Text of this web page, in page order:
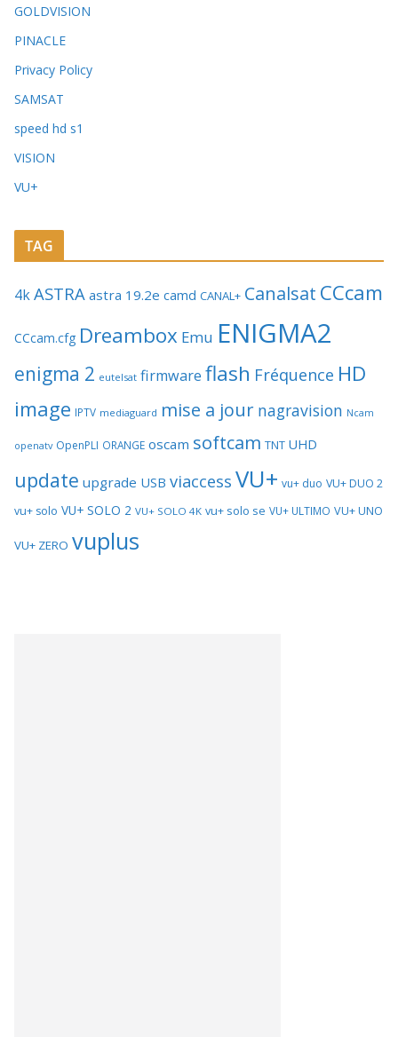
GOLDVISION
PINACLE
Privacy Policy
SAMSAT
speed hd s1
VISION
VU+
TAG
4kASTRA astra 19.2e camd CANAL+ Canalsat CCcam
CCcam.cfg Dreambox Emu ENIGMA2
enigma 2 eutelsat firmware flash Fréquence HD
image IPTV mediaguard mise a jour nagravision Ncam
openatv OpenPLI ORANGE oscam softcam TNT UHD
update upgrade USB viaccess VU+ vu+ duo VU+ DUO 2
vu+ solo VU+ SOLO 2 VU+ SOLO 4K vu+ solo se VU+ ULTIMO VU+ UNO
VU+ ZERO vuplus